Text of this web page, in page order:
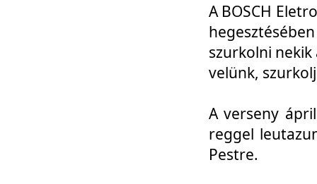
A BOSCH
szurkolni
velünk,
A verseny
reggel
Pestre.